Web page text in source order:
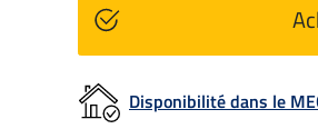
Disponibilité dans le